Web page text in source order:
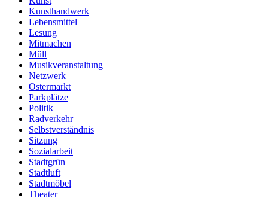
Kunsthandwerk
Lebensmittel
Lesung
Mitmachen
Müll
Musikveranstaltung
Netzwerk
Ostermarkt
Parkplätze
Politik
Radverkehr
Selbstverständnis
Sitzung
Sozialarbeit
Stadtgrün
Stadtluft
Stadtmöbel
Theater